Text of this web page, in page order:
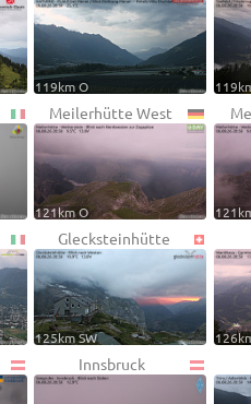
119km O
Meilerhütte West
121km O
Glecksteinhütte
125km SW
Innsbruck